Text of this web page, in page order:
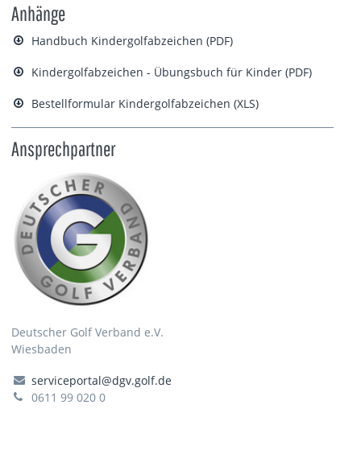
Anhänge
Handbuch Kindergolfabzeichen (PDF)
Kindergolfabzeichen - Übungsbuch für Kinder (PDF)
Bestellformular Kindergolfabzeichen (XLS)
Ansprechpartner
Deutscher Golf Verband e.V.
Wiesbaden
serviceportal@dgv.golf.de
0611 99 020 0